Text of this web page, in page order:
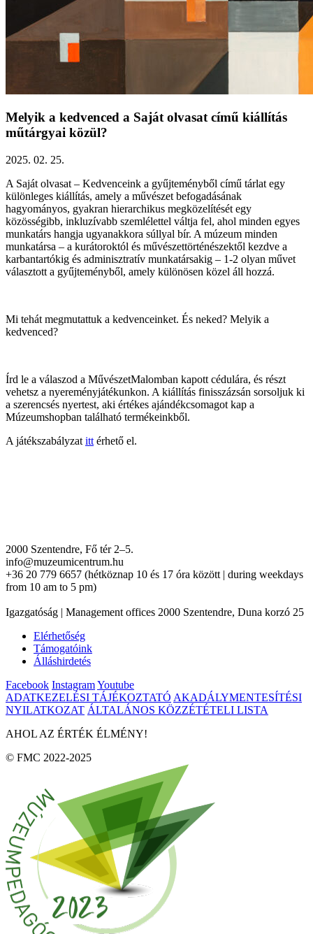
Melyik a kedvenced a Saját olvasat című kiállítás
műtárgyai közül?
2025. 02. 25.
A Saját olvasat – Kedvenceink a gyűjteményből című tárlat egy
különleges kiállítás, amely a művészet befogadásának
hagyományos, gyakran hierarchikus megközelítését egy
közösségibb, inkluzívabb szemlélettel váltja fel, ahol minden egyes
munkatárs hangja ugyanakkora súllyal bír. A múzeum minden
munkatársa – a kurátoroktól és művészettörténészektől kezdve a
karbantartókig és adminisztratív munkatársakig – 1-2 olyan művet
választott a gyűjteményből, amely különösen közel áll hozzá.
Mi tehát megmutattuk a kedvenceinket. És neked? Melyik a
kedvenced?
Írd le a válaszod a MűvészetMalomban kapott cédulára, és részt
vehetsz a nyereményjátékunkon. A kiállítás finisszázsán sorsoljuk ki
a szerencsés nyertest, aki értékes ajándékcsomagot kap a
Múzeumshopban található termékeinkből.
A játékszabályzat itt érhető el.
2000 Szentendre, Fő tér 2–5.
info@muzeumicentrum.hu
+36 20 779 6657 (hétköznap 10 és 17 óra között | during weekdays
from 10 am to 5 pm)
Igazgatóság | Management offices 2000 Szentendre, Duna korzó 25
Elérhetőség
Támogatóink
Álláshirdetés
Facebook InstagramYoutube
ADATKEZELÉSI TÁJÉKOZTATÓ AKADÁLYMENTESÍTÉSI
NYILATKOZAT ÁLTALÁNOS KÖZZÉTÉTELI LISTA
AHOL AZ ÉRTÉK ÉLMÉNY!
© FMC 2022-2025